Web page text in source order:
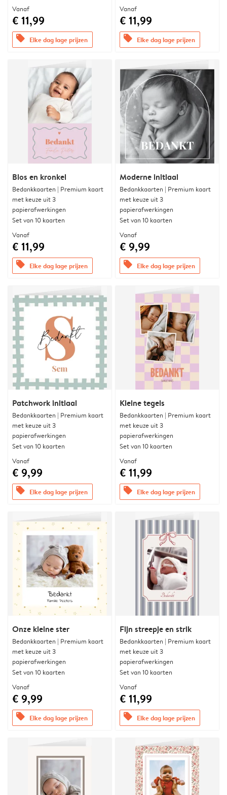
Vanaf
€ 11,99
offers Elke dag lage prijzen
Vanaf
€ 11,99
offers Elke dag lage prijzen
Blos en kronkel
Bedankkaarten | Premium kaart
met keuze uit 3
papierafwerkingen
Set van 10 kaarten
Vanaf
€ 11,99
offers Elke dag lage prijzen
Moderne initiaal
Bedankkaarten | Premium kaart
met keuze uit 3
papierafwerkingen
Set van 10 kaarten
Vanaf
€ 9,99
offers Elke dag lage prijzen
Patchwork initiaal
Bedankkaarten | Premium kaart
met keuze uit 3
papierafwerkingen
Set van 10 kaarten
Vanaf
€ 9,99
offers Elke dag lage prijzen
Kleine tegels
Bedankkaarten | Premium kaart
met keuze uit 3
papierafwerkingen
Set van 10 kaarten
Vanaf
€ 11,99
offers Elke dag lage prijzen
Onze kleine ster
Bedankkaarten | Premium kaart
met keuze uit 3
papierafwerkingen
Set van 10 kaarten
Vanaf
€ 9,99
offers Elke dag lage prijzen
Fijn streepje en strik
Bedankkaarten | Premium kaart
met keuze uit 3
papierafwerkingen
Set van 10 kaarten
Vanaf
€ 11,99
offers Elke dag lage prijzen